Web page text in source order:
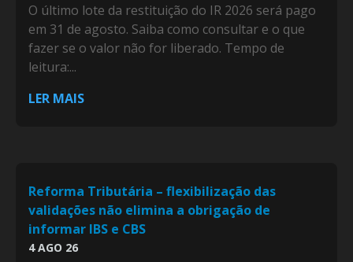
O último lote da restituição do IR 2026 será pago
em 31 de agosto. Saiba como consultar e o que
fazer se o valor não for liberado. Tempo de
leitura:...
LER MAIS
Reforma Tributária – flexibilização das
validações não elimina a obrigação de
informar IBS e CBS
4 AGO 26